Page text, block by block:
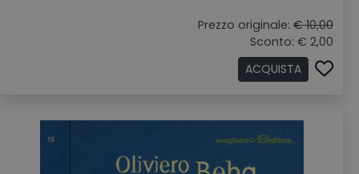
Prezzo originale: € 10,00
Sconto: € 2,00
ACQUISTA